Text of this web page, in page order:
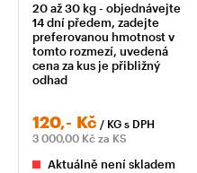
20 až 30 kg - objednávejte
14 dní předem, zadejte
preferovanou hmotnost v
tomto rozmezí, uvedená
cena za kus je přibližný
odhad
120,- Kč / KG s DPH
3 000,00 Kč za KS
Aktuálně není skladem